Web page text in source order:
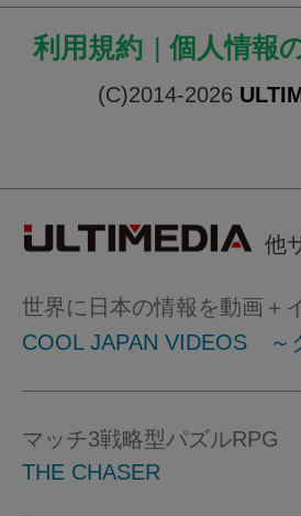
利用規約 | 個人情報
(C)2014-2026
他
世界に日本の情報を動画＋
COOL JAPAN VIDEOS ～
マッチ3戦略型パズルRPG
THE CHASER